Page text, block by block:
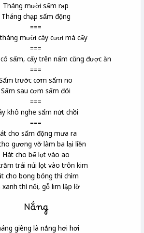
Tháng mười sấm rạp
Tháng chạp sấm động
===
mười cày cươi mà cấy
===
sấm, cấy trên nấm cũng được ăn
===
trước cơm sấm no
Sấm sau cơm sấm đói
===
khô nghe sấm nứt chồi
===
cho sấm động mưa ra
gương vỡ làm ba lại liền
Hát cho bể lọt vào ao
trái núi lọt vào trôn kim
cho bong bóng thì chìm
xanh thì nổi, gỗ lim lập lờ
Nắng
giêng là nắng hơi hơi